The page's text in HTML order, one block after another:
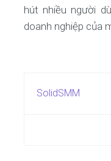
hút nhiều người
doanh nghiệp của
SolidSMM